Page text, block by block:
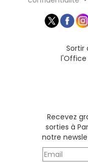
Sortir
l'Office
Recevez
sorties à
notre